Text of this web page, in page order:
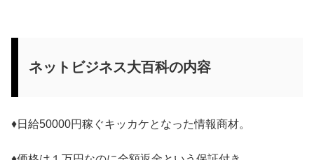
ネットビジネス大百科の内容
♦日給50000円稼ぐキッカケとなった情報商材。